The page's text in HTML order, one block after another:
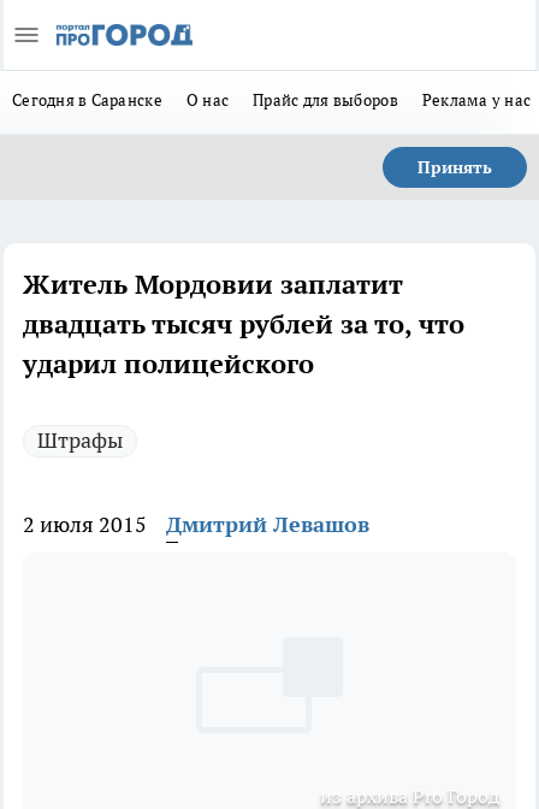
Сегодня в Саранске О нас Прайс для выборов Реклама у нас
Принять
Житель Мордовии заплатит
двадцать тысяч рублей за то, что
ударил полицейского
Штрафы
2 июля 2015 Дмитрий Левашов
из архива Pro Город